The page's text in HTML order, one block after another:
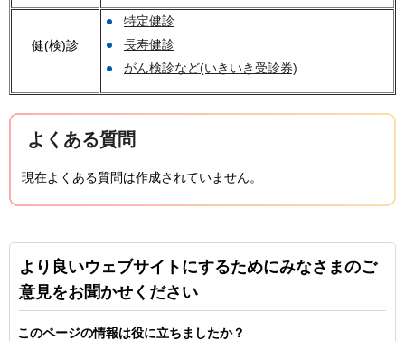
健(検)診
特定健診
長寿健診
がん検診など(いきいき受診券)
よくある質問
現在よくある質問は作成されていません。
より良いウェブサイトにするためにみなさまのご
意見をお聞かせください
このページの情報は役に立ちましたか？